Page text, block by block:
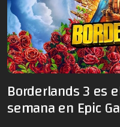
Borderlands 3 es
semana en Epic